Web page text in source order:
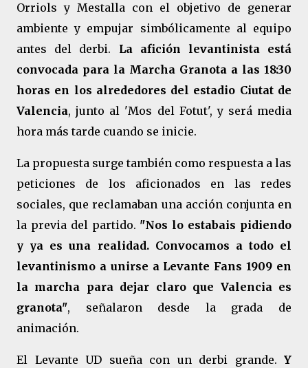
Orriols y Mestalla con el objetivo de generar
ambiente y empujar simbólicamente al equipo
antes del derbi. La afición levantinista está
convocada para la Marcha Granota a las 18:30
horas en los alrededores del estadio Ciutat de
Valencia, junto al 'Mos del Fotut', y será media
hora más tarde cuando se inicie.
La propuesta surge también como respuesta a las
peticiones de los aficionados en las redes
sociales, que reclamaban una acción conjunta en
la previa del partido. "Nos lo estabais pidiendo
y ya es una realidad. Convocamos a todo el
levantinismo a unirse a Levante Fans 1909 en
la marcha para dejar claro que Valencia es
granota", señalaron desde la grada de
animación.
El Levante UD sueña con un derbi grande. Y